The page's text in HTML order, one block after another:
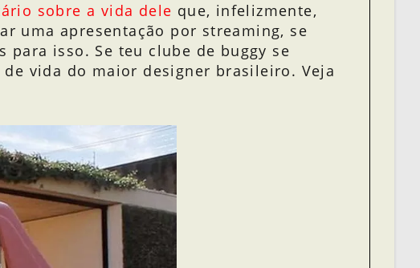
sobre a vida dele que, infelizmente,
uma apresentação por streaming, se
isso. Se teu clube de buggy se
vida do maior designer brasileiro. Veja